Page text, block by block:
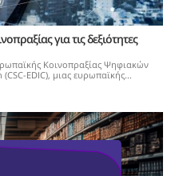
για τις δεξιότητες
Κοινοπραξίας Ψηφιακών
EDIC), μιας ευρωπαϊκής...